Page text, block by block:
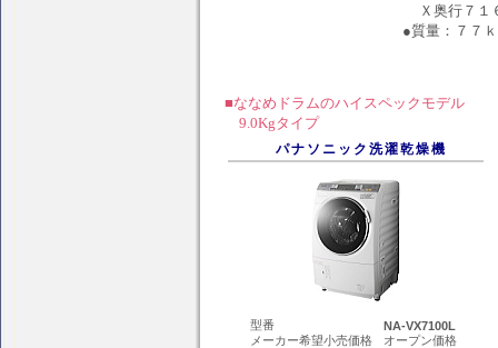
Ｘ奥行７１
●質量：７７
■ななめドラムのハイスペックモデル
9.0Kgタイプ
パナソニック洗濯乾燥機
型番
NA-VX7100L
メーカー希望小売価格
オープン価格